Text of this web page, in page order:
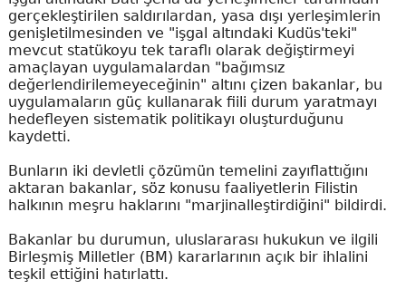
gerçekleştirilen saldırılardan, yasa dışı yerleşimlerin
genişletilmesinden ve "işgal altındaki Kudüs'teki"
mevcut statükoyu tek taraflı olarak değiştirmeyi
amaçlayan uygulamalardan "bağımsız
değerlendirilemeyeceğinin" altını çizen bakanlar, bu
uygulamaların güç kullanarak fiili durum yaratmayı
hedefleyen sistematik politikayı oluşturduğunu
kaydetti.
Bunların iki devletli çözümün temelini zayıflattığını
aktaran bakanlar, söz konusu faaliyetlerin Filistin
halkının meşru haklarını "marjinalleştirdiğini" bildirdi.
Bakanlar bu durumun, uluslararası hukukun ve ilgili
Birleşmiş Milletler (BM) kararlarının açık bir ihlalini
teşkil ettiğini hatırlattı.